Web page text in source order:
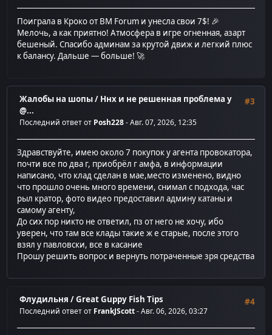
Поиграла в Кроко от BM Forum и унесла свои 7$! 🎉
Мелочь, а как приятно! Атмосфера в игре огненная, азарт
бешеный. Спасибо админам за крутой движ и легкий плюс
к балансу. Дальше — больше! 🚀
#3
Жалобы на шопы/ Ннх и не решенная проблема у
@...
Последний ответ от Posh228- Авг. 07, 2026, 12:35
Здравствуйте, имею около 7 покупок у агента провокатора,
почти все по два г, приобрёл г амфа, в информации
написано, что клад сделан в мае,место изменено, видно
что прошло очень много времени, снимал с подхода, час
рыл кратор, фото видео предоставил админу катаны и
самому агенту,
До сих пор никто не ответил, пз от него не хочу, ибо
уверен, что там все клады такие ж е старые, после этого
взял у павловски, все в касание
Прошу решить вопрос и вернуть потраченные зря средства
#4
Флудильня/Great Guppy Fish Tips
Последний ответ от FrankJScott- Авг. 06, 2026, 03:27